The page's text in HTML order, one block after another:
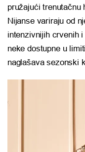
pružajući trenutačnu
Nijanse variraju od
intenzivnijih crvenih
neke dostupne u
naglašava sezonski